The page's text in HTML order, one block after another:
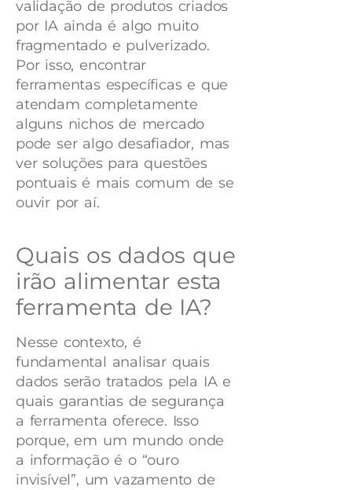
validação de produtos criados
por IA ainda é algo muito
fragmentado e pulverizado.
Por isso, encontrar
ferramentas específicas e que
atendam completamente
alguns nichos de mercado
pode ser algo desafiador, mas
ver soluções para questões
pontuais é mais comum de se
ouvir por aí.
Quais os dados que
irão alimentar esta
ferramenta de IA?
Nesse contexto, é
fundamental analisar quais
dados serão tratados pela IA e
quais garantias de segurança
a ferramenta oferece. Isso
porque, em um mundo onde
a informação é o “ouro
invisível”, um vazamento de